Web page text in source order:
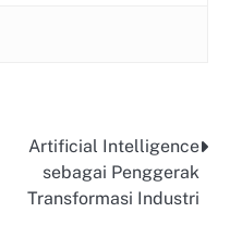
Artificial Intelligence
sebagai Penggerak
Transformasi Industri